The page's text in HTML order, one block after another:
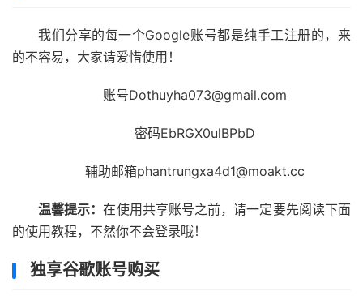
我们分享的每一个Google账号都是纯手工注册的，来
的不容易，大家请爱惜使用！
账号Dothuyha073@gmail.com
密码EbRGX0ulBPbD
辅助邮箱phantrungxa4d1@moakt.cc
温馨提示：在使用共享账号之前，请一定要先阅读下面
的使用教程，不然你不会登录哦！
独享谷歌账号购买